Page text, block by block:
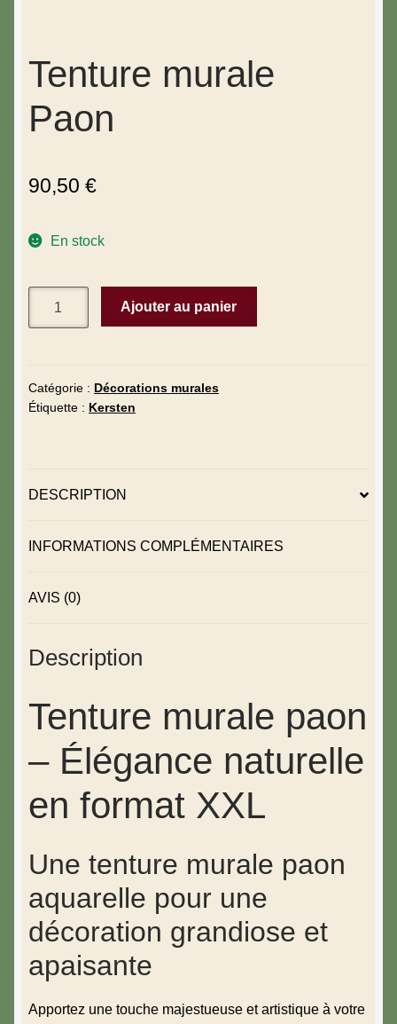
Tenture murale
Paon
90,50 €
En stock
Ajouter au panier
Catégorie : Décorations murales
Étiquette : Kersten
DESCRIPTION
INFORMATIONS COMPLÉMENTAIRES
AVIS (0)
Description
Tenture murale paon
– Élégance naturelle
en format XXL
Une tenture murale paon
aquarelle pour une
décoration grandiose et
apaisante
Apportez une touche majestueuse et artistique à votre